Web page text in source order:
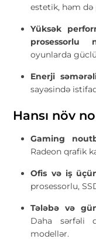
estetik, həm də
Yüksək
prosessorlu
oyunlarda
Enerji
sayəsində
Hansı növ
Gaming
Radeon qrafik
Ofis və iş
prosessorlu,
Tələbə və
Daha sərfəli
modellər.